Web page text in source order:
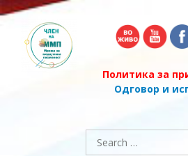
Политика за
Одговор и
Search
for: